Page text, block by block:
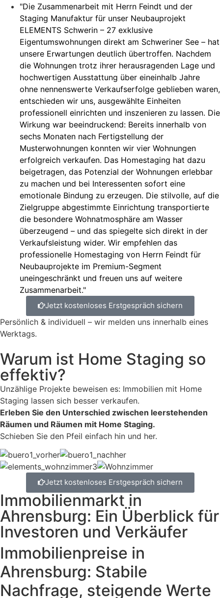
"Die Zusammenarbeit mit Herrn Feindt und der
Staging Manufaktur für unser Neubauprojekt
ELEMENTS Schwerin – 27 exklusive
Eigentumswohnungen direkt am Schweriner See – hat
unsere Erwartungen deutlich übertroffen. Nachdem
die Wohnungen trotz ihrer herausragenden Lage und
hochwertigen Ausstattung über eineinhalb Jahre
ohne nennenswerte Verkaufserfolge geblieben waren,
entschieden wir uns, ausgewählte Einheiten
professionell einrichten und inszenieren zu lassen. Die
Wirkung war beeindruckend: Bereits innerhalb von
sechs Monaten nach Fertigstellung der
Musterwohnungen konnten wir vier Wohnungen
erfolgreich verkaufen. Das Homestaging hat dazu
beigetragen, das Potenzial der Wohnungen erlebbar
zu machen und bei Interessenten sofort eine
emotionale Bindung zu erzeugen. Die stilvolle, auf die
Zielgruppe abgestimmte Einrichtung transportierte
die besondere Wohnatmosphäre am Wasser
überzeugend – und das spiegelte sich direkt in der
Verkaufsleistung wider. Wir empfehlen das
professionelle Homestaging von Herrn Feindt für
Neubauprojekte im Premium-Segment
uneingeschränkt und freuen uns auf weitere
Zusammenarbeit."
Jetzt kostenloses Erstgespräch sichern
Persönlich & individuell – wir melden uns innerhalb eines
Werktags.
Warum ist Home Staging so
effektiv?
Unzählige Projekte beweisen es: Immobilien mit Home
Staging lassen sich besser verkaufen.
Erleben Sie den Unterschied zwischen leerstehenden
Räumen und Räumen mit Home Staging.
Schieben Sie den Pfeil einfach hin und her.
Jetzt kostenloses Erstgespräch sichern
Immobilienmarkt in
Ahrensburg: Ein Überblick für
Investoren und Verkäufer
Immobilienpreise in
Ahrensburg: Stabile
Nachfrage, steigende Werte